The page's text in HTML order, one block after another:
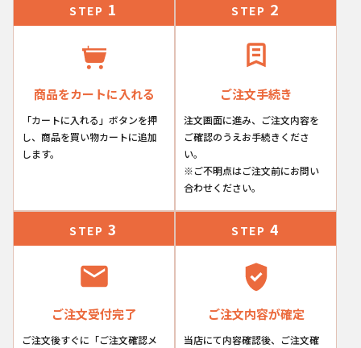
STEP 1
商品をカートに入れる
「カートに入れる」ボタンを押
し、商品を買い物カートに追加
します。
STEP 2
ご注文手続き
注文画面に進み、ご注文内容を
ご確認のうえお手続きくださ
い。
※ご不明点はご注文前にお問い
合わせください。
STEP 3
ご注文受付完了
ご注文後すぐに「ご注文確認メ
STEP 4
ご注文内容が確定
当店にて内容確認後、ご注文確